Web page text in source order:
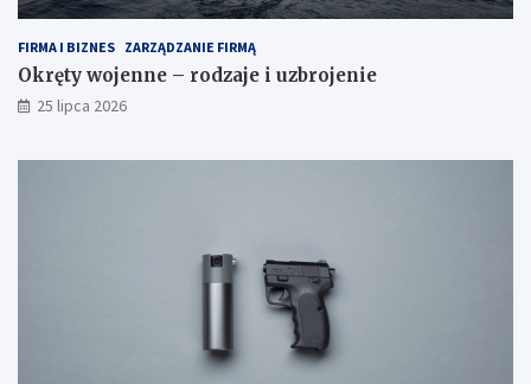
FIRMA I BIZNES ZARZĄDZANIE FIRMĄ
Okręty wojenne – rodzaje i uzbrojenie
25 lipca 2026